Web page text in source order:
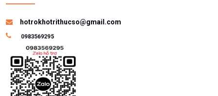
hotrokhotrithucso@gmail.com